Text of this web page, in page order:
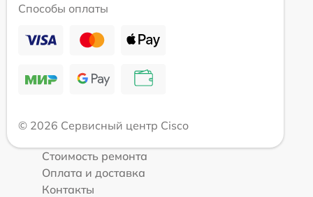
Способы оплаты
© 2026 Сервисный центр Cisco
Стоимость ремонта
Оплата и доставка
Контакты